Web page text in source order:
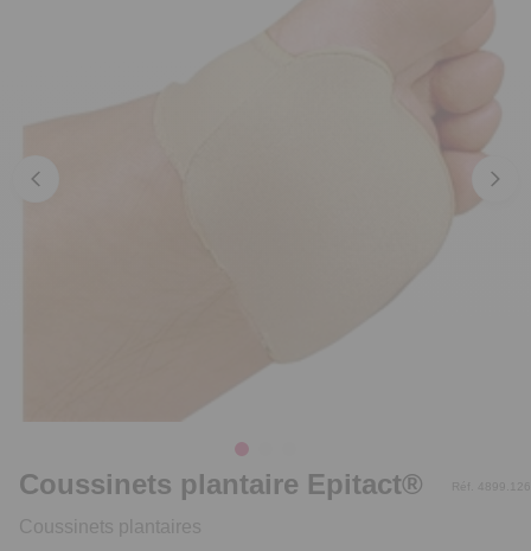
Coussinets plantaire Epitact®
Coussinets plantaires
Réf. 4899.126